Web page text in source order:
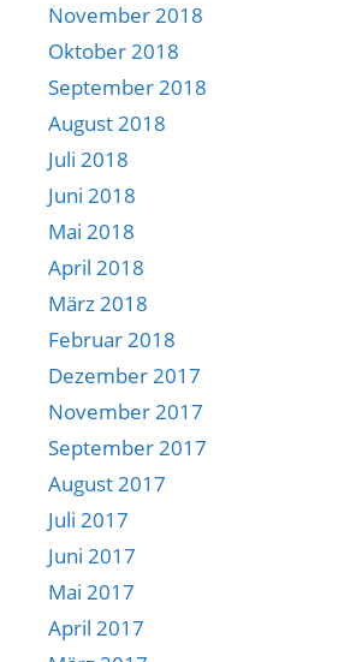
November 2018
Oktober 2018
September 2018
August 2018
Juli 2018
Juni 2018
Mai 2018
April 2018
März 2018
Februar 2018
Dezember 2017
November 2017
September 2017
August 2017
Juli 2017
Juni 2017
Mai 2017
April 2017